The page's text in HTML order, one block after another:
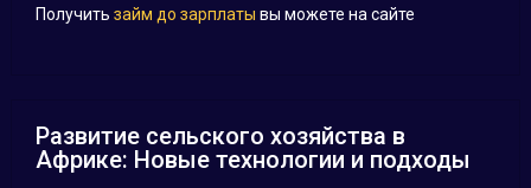
Получить займ до зарплаты вы можете на сайте
Развитие сельского хозяйства в
Африке: Новые технологии и подходы